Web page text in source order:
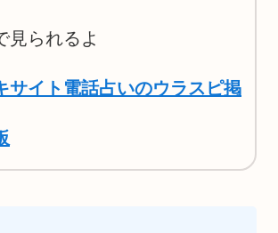
見られるよ
サイト電話占いのウラスピ掲